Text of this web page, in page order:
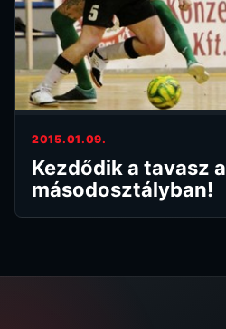
2015.01.09.
Kezdődik a tavasz a
másodosztályban!